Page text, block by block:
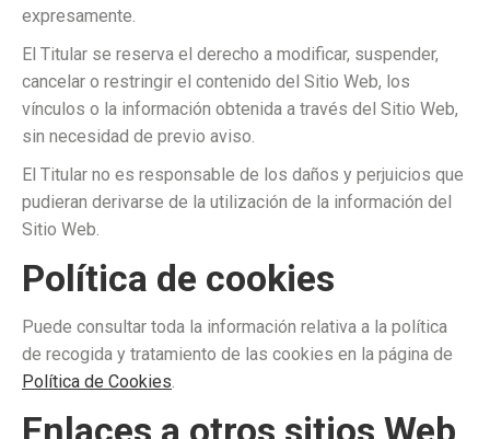
expresamente.
El Titular se reserva el derecho a modificar, suspender,
cancelar o restringir el contenido del Sitio Web, los
vínculos o la información obtenida a través del Sitio Web,
sin necesidad de previo aviso.
El Titular no es responsable de los daños y perjuicios que
pudieran derivarse de la utilización de la información del
Sitio Web.
Política de cookies
Puede consultar toda la información relativa a la política
de recogida y tratamiento de las cookies en la página de
Política de Cookies.
Enlaces a otros sitios Web